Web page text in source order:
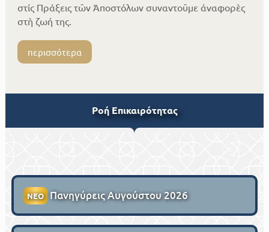
στίς Πράξεις τῶν Ἀποστόλων συναντοῦμε ἀναφορὲς
στὴ ζωή της.
περισσότερα
Ροή Επικαιρότητας
ΝΕΟ Πανηγύρεις Αυγούστου 2026